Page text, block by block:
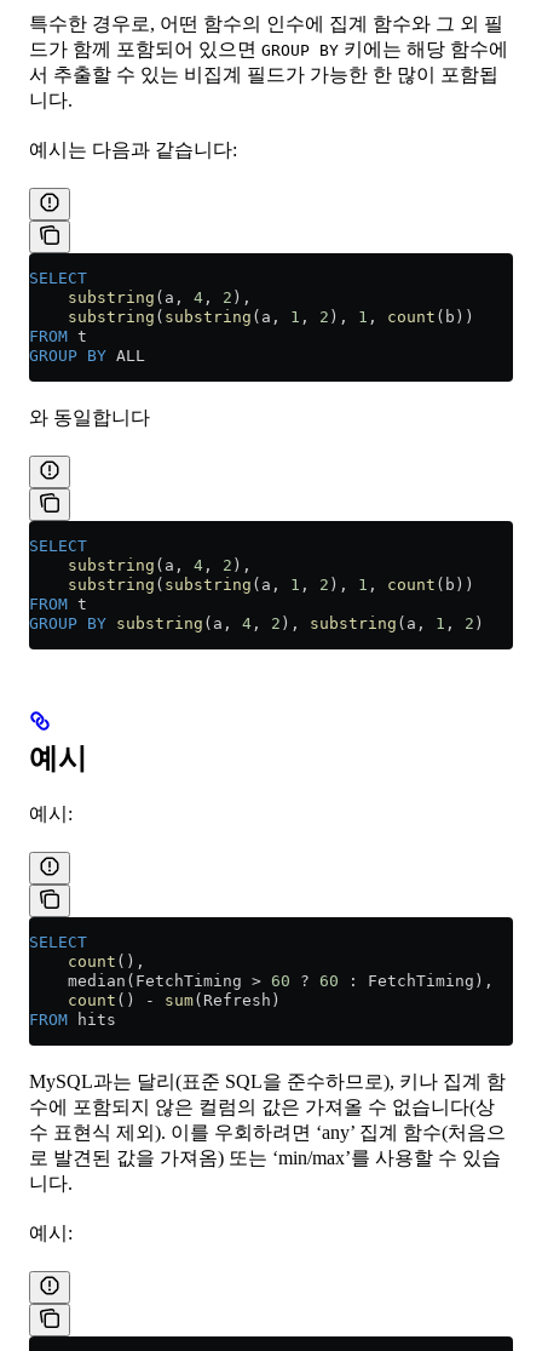
특수한 경우로, 어떤 함수의 인수에 집계 함수와 그 외 필
드가 함께 포함되어 있으면 GROUP BY 키에는 해당 함수에
서 추출할 수 있는 비집계 필드가 가능한 한 많이 포함됩
니다.
예시는 다음과 같습니다:
SELECT
    substring
(a, 4 , 2 ),
    substring
( substring (a, 1 , 2 ), 1 , count (b))
FROM t
GROUP BY ALL
와 동일합니다
SELECT
    substring
(a, 4 , 2 ),
    substring
( substring (a, 1 , 2 ), 1 , count (b))
FROM t
GROUP BY substring (a, 4 , 2 ), substring (a, 1 , 2 )
예시
예시:
SELECT
    count
(),
    median(FetchTiming
> 60 ? 60 : FetchTiming),
    count
() - sum(Refresh)
FROM hits
MySQL과는 달리(표준 SQL을 준수하므로), 키나 집계 함
수에 포함되지 않은 컬럼의 값은 가져올 수 없습니다(상
수 표현식 제외). 이를 우회하려면 ‘any’ 집계 함수(처음으
로 발견된 값을 가져옴) 또는 ‘min/max’를 사용할 수 있습
니다.
예시: